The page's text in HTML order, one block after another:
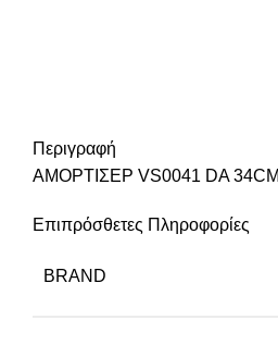
Περιγραφή
ΑΜΟΡΤΙΣΕΡ VS0041 DA
Επιπρόσθετες Πληροφορίες
BRAND